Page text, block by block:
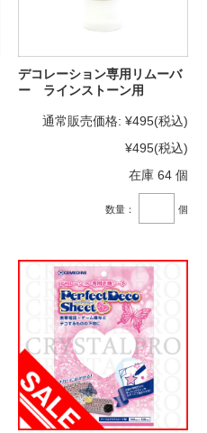
デコレーション専用リムーバ
ー ラインストーン用
通常販売価格: ¥495(税込)
¥495(税込)
在庫 64 個
数量： 個